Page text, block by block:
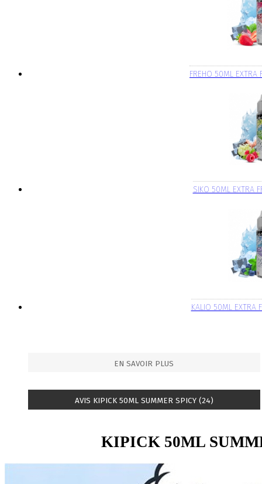
FREHO 50ML
SIKO 50ML EXTRA
KALIO 50ML EXTRA
EN SAVOIR PLUS
AVIS KIPICK 50ML SUMMER SPICY (24)
KIPICK 50ML